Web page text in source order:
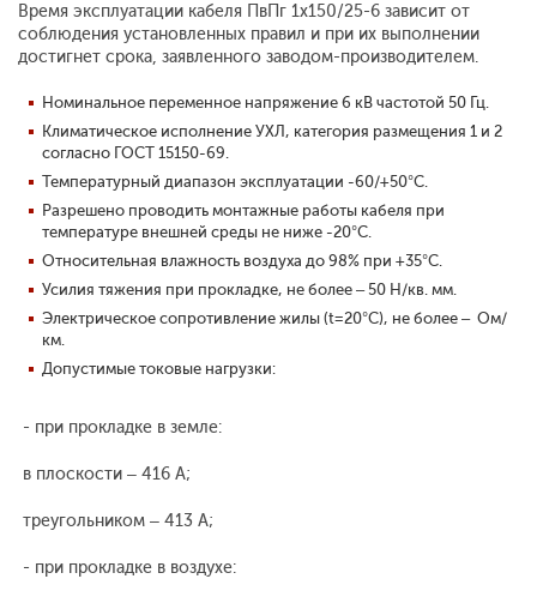
Время эксплуатации кабеля ПвПг 1x150/25-6 зависит от
соблюдения установленных правил и при их выполнении
достигнет срока, заявленного заводом-производителем.
Номинальное переменное напряжение 6 кВ частотой 50 Гц.
Климатическое исполнение УХЛ, категория размещения 1 и 2
согласно ГОСТ 15150-69.
Температурный диапазон эксплуатации -60/+50°С.
Разрешено проводить монтажные работы кабеля при
температуре внешней среды не ниже -20°С.
Относительная влажность воздуха до 98% при +35°С.
Усилия тяжения при прокладке, не более – 50 Н/кв. мм.
Электрическое сопротивление жилы (t=20°С), не более – Ом/
км.
Допустимые токовые нагрузки:
- при прокладке в земле:
в плоскости – 416 А;
треугольником – 413 А;
- при прокладке в воздухе: